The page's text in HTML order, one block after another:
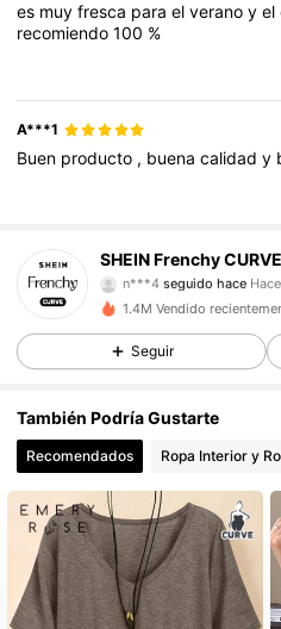
es muyfresca paraelveranoyel
recomiendo100 %
A***1
Buen producto , buenacalidady
SHEIN Frenchy CURVE
seguido hace
g***a está navegando
4,83
183K Seguidores
4,83
4,83 183K Seguidores
1.4M Vendido
Seguir
También Podría Gustarte
Recomendados Ropa Interior y